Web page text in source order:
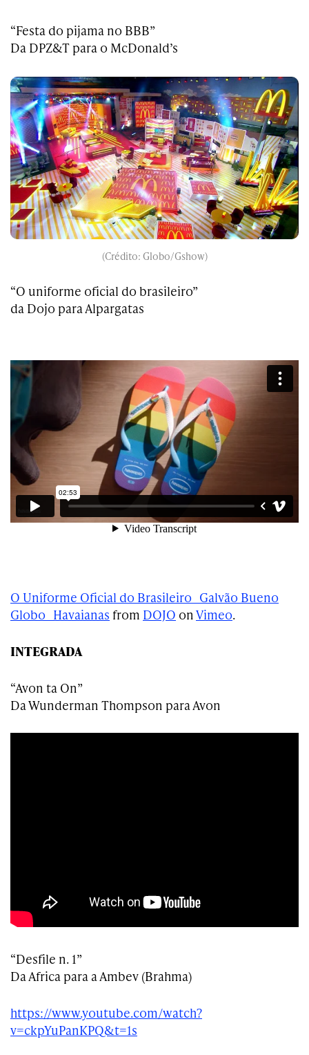
“Festa do pijama no BBB”
Da DPZ&T para o McDonald’s
(Crédito: Globo/Gshow)
“O uniforme oficial do brasileiro”
da Dojo para Alpargatas
O Uniforme Oficial do Brasileiro_ Galvão Bueno
Globo_ Havaianas from DOJO on Vimeo.
INTEGRADA
“Avon ta On”
Da Wunderman Thompson para Avon
“Desfile n. 1”
Da Africa para a Ambev (Brahma)
https://www.youtube.com/watch?
v=ckpYuPanKPQ&t=1s